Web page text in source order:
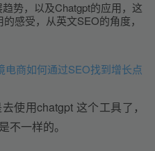
势，以及Chatgpt的应用，这
感受，从英文SEO的角度，
电商如何通过SEO找到增长点
使用chatgpt 这个工具了，
不一样的。